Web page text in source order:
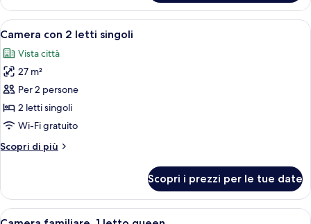
1
letto
queen
Apri
tutte
le
foto
per
Camera
con
letti
Camera d'albergo con due letti, una
8
Camera con 2 letti singoli
Vista città
27 m²
Per 2 persone
2 letti singoli
Wi-Fi gratuito
Scopri di più
Altri
con
letti
Scopri i prezzi per le tue date
Apri
Una camera d'albergo con un letto
5